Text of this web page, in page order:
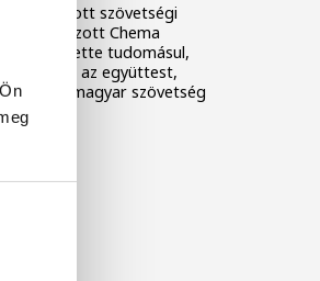
válogatott szövetségi
távozott Chema
vette tudomásul,
ő irányítja az együttest,
a magyar szövetség